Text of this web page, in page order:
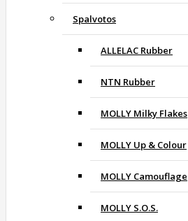
Spalvotos
ALLELAC Rubber
NTN Rubber
MOLLY Milky Flakes
MOLLY Up & Colour
MOLLY Camouflage
MOLLY S.O.S.